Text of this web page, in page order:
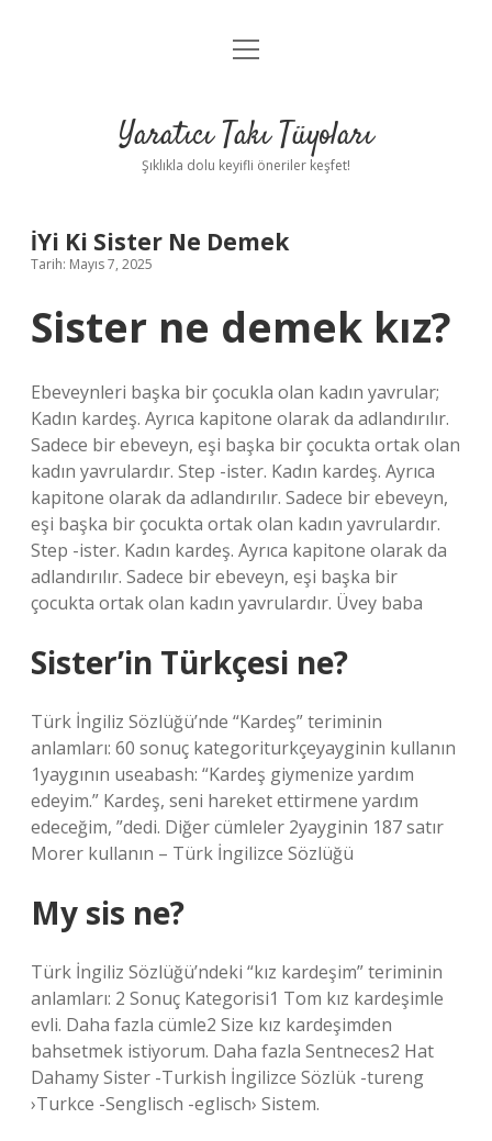
Anasayfa
Yasal Uyarı
menüyü
Yaratıcı Takı Tüyoları
Şıklıkla dolu keyifli öneriler keşfet!
İYi Ki Sister Ne Demek
Tarih: Mayıs 7, 2025
Sister ne demek kız?
Ebeveynleri başka bir çocukla olan kadın yavrular;
Kadın kardeş. Ayrıca kapitone olarak da adlandırılır.
Sadece bir ebeveyn, eşi başka bir çocukta ortak olan
kadın yavrulardır. Step -ister. Kadın kardeş. Ayrıca
kapitone olarak da adlandırılır. Sadece bir ebeveyn,
eşi başka bir çocukta ortak olan kadın yavrulardır.
Step -ister. Kadın kardeş. Ayrıca kapitone olarak da
adlandırılır. Sadece bir ebeveyn, eşi başka bir
çocukta ortak olan kadın yavrulardır. Üvey baba
Sister’in Türkçesi ne?
Türk İngiliz Sözlüğü’nde “Kardeş” teriminin
anlamları: 60 sonuç kategoriturkçeyayginin kullanın
1yaygının useabash: “Kardeş giymenize yardım
edeyim.” Kardeş, seni hareket ettirmene yardım
edeceğim, ”dedi. Diğer cümleler 2yayginin 187 satır
Morer kullanın – Türk İngilizce Sözlüğü
My sis ne?
Türk İngiliz Sözlüğü’ndeki “kız kardeşim” teriminin
anlamları: 2 Sonuç Kategorisi1 Tom kız kardeşimle
evli. Daha fazla cümle2 Size kız kardeşimden
bahsetmek istiyorum. Daha fazla Sentneces2 Hat
Dahamy Sister -Turkish İngilizce Sözlük -tureng
›Turkce -Senglisch -eglisch› Sistem.